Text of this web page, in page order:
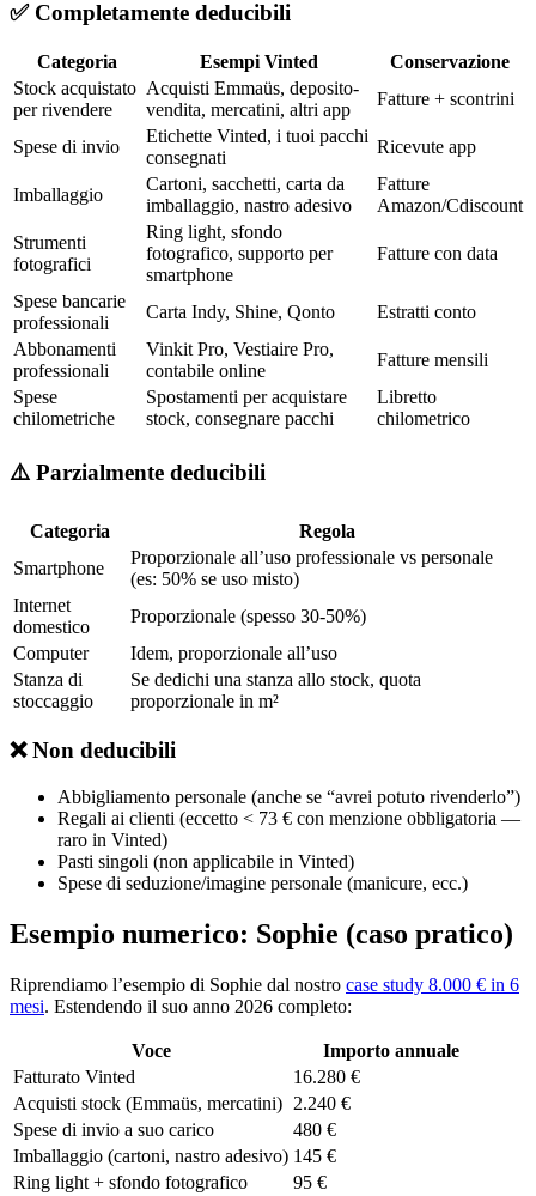
✅ Completamente deducibili
Categoria Esempi Vinted
Conservazione
Stock acquistato
per rivendere
Acquisti Emmaüs, deposito-
vendita, mercatini, altri app
Fatture + scontrini
Spese di invio
Etichette Vinted, i tuoi pacchi
consegnati
Ricevute app
Imballaggio
Cartoni, sacchetti, carta da
imballaggio, nastro adesivo
Fatture
Amazon/Cdiscount
Strumenti
fotografici
Ring light, sfondo
fotografico, supporto per
smartphone
Fatture con data
Spese bancarie
professionali
Carta Indy, Shine, Qonto
Estratti conto
Abbonamenti
professionali
Vinkit Pro, Vestiaire Pro,
contabile online
Fatture mensili
Spese
chilometriche
Spostamenti per acquistare
stock, consegnare pacchi
Libretto
chilometrico
⚠️ Parzialmente deducibili
Categoria
Regola
Smartphone
Proporzionale all’uso professionale vs personale
(es: 50% se uso misto)
Internet
domestico
Proporzionale (spesso 30-50%)
Computer
Idem, proporzionale all’uso
Stanza di
stoccaggio
Se dedichi una stanza allo stock, quota
proporzionale in m²
❌ Non deducibili
Abbigliamento personale (anche se “avrei potuto rivenderlo”)
Regali ai clienti (eccetto < 73 € con menzione obbligatoria —
raro in Vinted)
Pasti singoli (non applicabile in Vinted)
Spese di seduzione/imagine personale (manicure, ecc.)
Esempio numerico: Sophie (caso pratico)
Riprendiamo l’esempio di Sophie dal nostro case study 8.000 € in 6
mesi. Estendendo il suo anno 2026 completo:
Voce
Importo annuale
Fatturato Vinted
16.280 €
Acquisti stock (Emmaüs, mercatini) 2.240 €
Spese di invio a suo carico
480 €
Imballaggio (cartoni, nastro adesivo) 145 €
Ring light + sfondo fotografico
95 €